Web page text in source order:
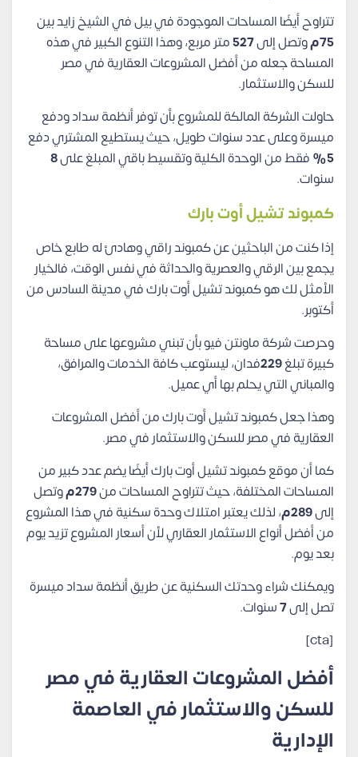
تتراوح أيضًا المساحات الموجودة في بيل في الشيخ زايد بين
75م وتصل إلى527متر مربع، وهذا التنوع الكبير في هذه
المساحة جعله من أفضل المشروعات العقارية في مصر
للسكن والاستثمار.
حاولت الشركة المالكة للمشروع بأن توفر أنظمة سداد ودفع
ميسرة وعلى عدد سنوات طويل، حيث يستطيع المشتري دفع
5%
فقط من الوحدة الكلية وتقسيط باقي المبلغ على8
سنوات.
كمبوند تشيل أوت بارك
إذا كنت من الباحثين عن كمبوند راقي وهادئ له طابع خاص
يجمع بين الرقي والعصرية والحداثة في نفس الوقت، فالخيار
الأمثل لك هو كمبوند تشيل أوت بارك في مدينة السادس من
أكتوبر.
وحرصت شركة ماونتن فيو بأن تبني مشروعها على مساحة
كبيرة تبلغ229فدان، ليستوعب كافة الخدمات والمرافق،
والمباني التي يحلم بها أي عميل.
وهذا جعل كمبوند تشيل أوت بارك من أفضل المشروعات
العقارية في مصر للسكن والاستثمار في مصر.
كما أن موقع كمبوند تشيل أوت بارك أيضًا يضم عدد كبير من
المساحات المختلفة، حيث تتراوح المساحات من
وتصل
إلى289م ، لذلك يعتبر امتلاك وحدة سكنية في هذا المشروع
من أفضل أنواع الاستثمار العقاري لأن أسعار المشروع تزيد يوم
بعد يوم.
ويمكنك شراء وحدتك السكنية عن طريق أنظمة سداد ميسرة
تصل إلى7سنوات.
[cta]
أفضل المشروعات العقارية في مصر
للسكن والاستثمار في العاصمة
الإدارية